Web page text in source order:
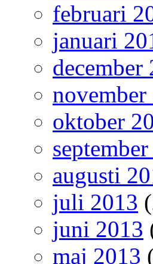
februari
januari
december
november
oktober
augusti
juli 2013
juni 2013
maj 2013